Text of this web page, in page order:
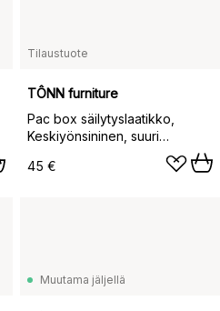
Tilaustuote
TÔNN furniture
Pac box säilytyslaatikko,
Keskiyönsininen, suuri
32,5×10,5×30 cm, 2‑pakkaus
45 €
Muutama jäljellä